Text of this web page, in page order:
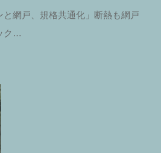
網戸、規格共通化」断熱も網戸
ク…